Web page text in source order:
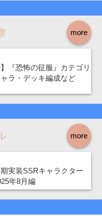
more
『恐怖の征服』カテゴリ
ラ・デッキ編成など
more
期実装SSRキャラクター
年8月編